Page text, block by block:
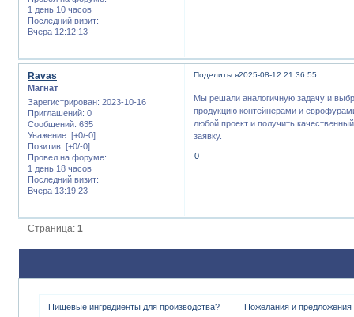
1 день 10 часов
Последний визит:
Вчера 12:12:13
Поделиться2025-08-12 21:36:55
Ravas
Магнат
Зарегистрирован: 2023-10-16
Приглашений: 0
Сообщений: 635
Уважение: [+0/-0]
Позитив: [+0/-0]
Провел на форуме:
1 день 18 часов
Последний визит:
Вчера 13:19:23
Мы решали аналогичную задачу и
продукцию контейнерами и
любой проект и получить
заявку.
0
Страница:1
Пищевые ингредиенты для производства? Пожелания и предложения